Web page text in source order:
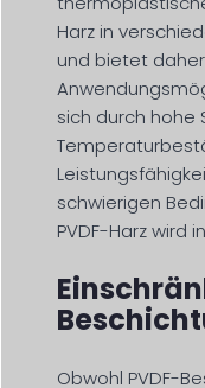
Harz in
und bietet
sich durch hohe
schwierigen
PVDF-Harz wird
Obwohl PVDF-